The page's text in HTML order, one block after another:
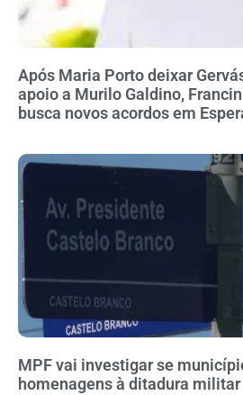
Após Maria Porto deixar
apoio a Murilo Galdino,
busca novos acordos em
MPF vai investigar se
homenagens à ditadura